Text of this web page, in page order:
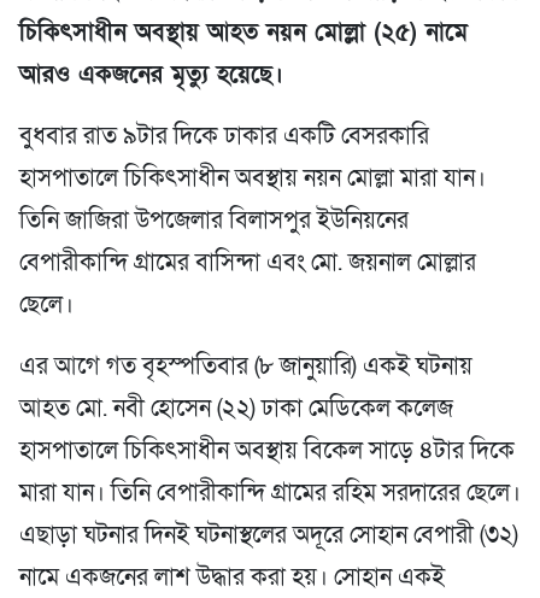
চিকিৎসাধীন অবস্থায় আহত নয়ন মোল্লা (২৫) নামে
আরও একজনের মৃত্যু হয়েছে।
বুধবার রাত ৯টার দিকে ঢাকার একটি বেসরকারি
হাসপাতালে চিকিৎসাধীন অবস্থায় নয়ন মোল্লা মারা যান।
তিনি জাজিরা উপজেলার বিলাসপুর ইউনিয়নের
বেপারীকান্দি গ্রামের বাসিন্দা এবং মো. জয়নাল মোল্লার
ছেলে।
এর আগে গত বৃহস্পতিবার (৮ জানুয়ারি) একই ঘটনায়
আহত মো. নবী হোসেন (২২) ঢাকা মেডিকেল কলেজ
হাসপাতালে চিকিৎসাধীন অবস্থায় বিকেল সাড়ে ৪টার দিকে
মারা যান। তিনি বেপারীকান্দি গ্রামের রহিম সরদারের ছেলে।
এছাড়া ঘটনার দিনই ঘটনাস্থলের অদূরে সোহান বেপারী (৩২)
নামে একজনের লাশ উদ্ধার করা হয়। সোহান একই